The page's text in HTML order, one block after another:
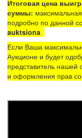
Итоговая цена
суммы:
подробно по данной
auktsiona
Если Ваша
Аукционе и будет
представитель
и оформления прав